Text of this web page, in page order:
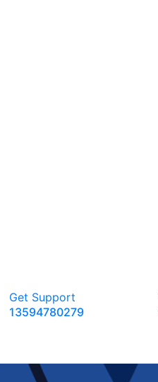
Get Support
13594780279